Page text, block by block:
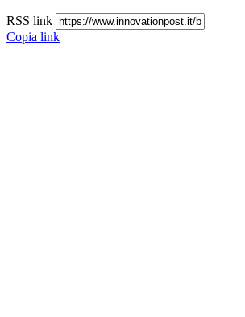
RSS link
Copia link